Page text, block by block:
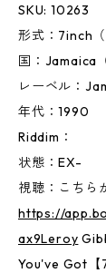
SKU: 10263
形式：7inch
国：Jamaica
レーベル：
年代：1990
Riddim：
状態：EX-
視聴：こちら
https://
ax9Leroy
You've Got【